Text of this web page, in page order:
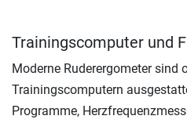
Trainingscomputer und
Moderne Ruderergometer
Trainingscomputern
Programme,